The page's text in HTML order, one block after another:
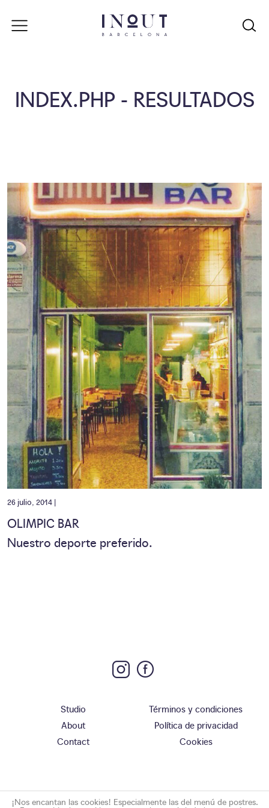
INDEX.PHP - RESULTADOS
26 julio, 2014 |
OLIMPIC BAR
Nuestro deporte preferido.
Studio
About
Contact
Términos y condiciones
Política de privacidad
Cookies
¡Nos encantan las cookies! Especialmente las del menú de postres.